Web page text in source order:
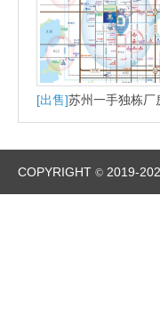
[出售]苏州一手独栋厂
COPYRIGHT © 2019-